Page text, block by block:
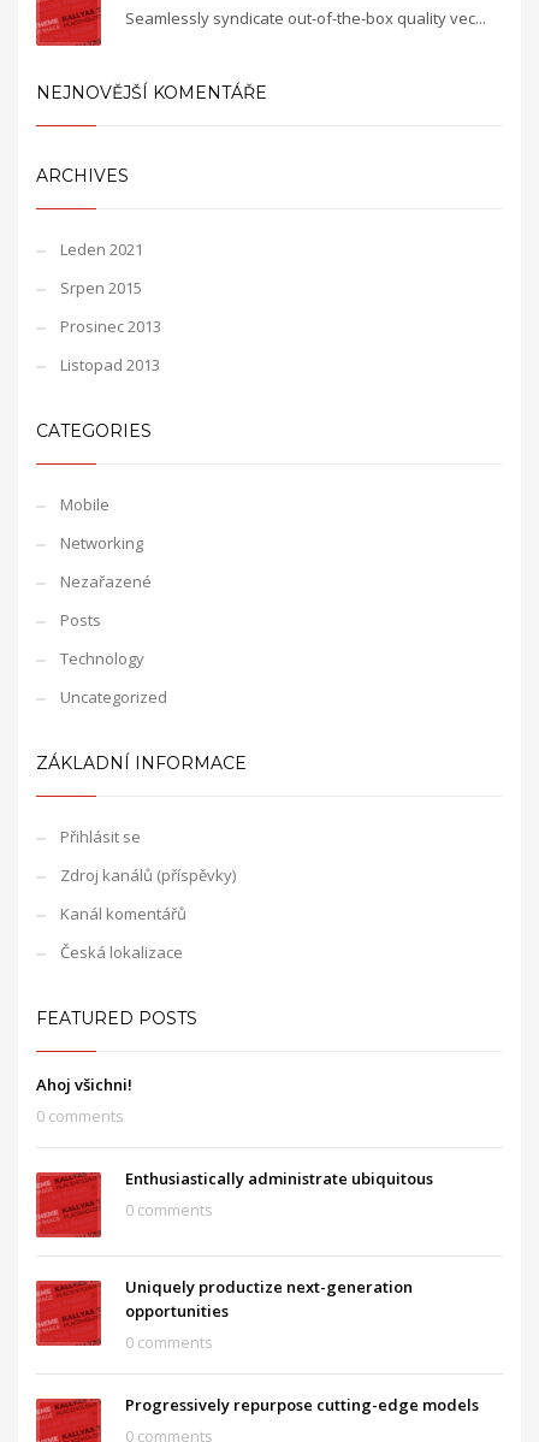
Seamlessly syndicate out-of-the-box quality vec...
NEJNOVĚJŠÍ KOMENTÁŘE
ARCHIVES
Leden 2021
Srpen 2015
Prosinec 2013
Listopad 2013
CATEGORIES
Mobile
Networking
Nezařazené
Posts
Technology
Uncategorized
ZÁKLADNÍ INFORMACE
Přihlásit se
Zdroj kanálů (příspěvky)
Kanál komentářů
Česká lokalizace
FEATURED POSTS
Ahoj všichni!
0 comments
Enthusiastically administrate ubiquitous
0 comments
Uniquely productize next-generation
opportunities
0 comments
Progressively repurpose cutting-edge models
0 comments